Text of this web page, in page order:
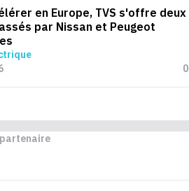
en Europe, TVS s'offre deux
par Nissan et Peugeot
0